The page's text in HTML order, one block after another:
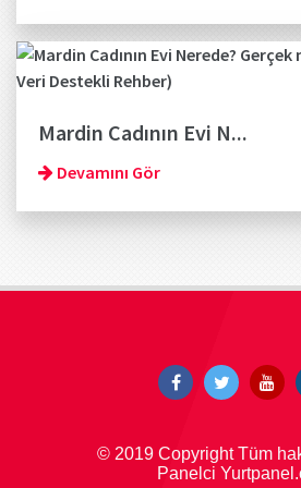
Mardin Cadının Evi N...
Devamını Gör
© 2019 Copyright Tüm
Panelci